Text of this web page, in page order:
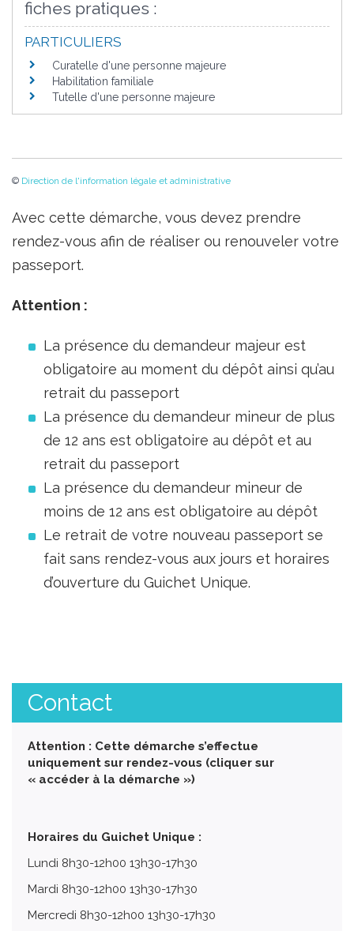
fiches pratiques :
PARTICULIERS
Curatelle d'une personne majeure
Habilitation familiale
Tutelle d'une personne majeure
© Direction de l'information légale et administrative
Avec cette démarche, vous devez prendre
rendez-vous afin de réaliser ou renouveler votre
passeport.
Attention :
La présence du demandeur majeur est
obligatoire au moment du dépôt ainsi qu’au
retrait du passeport
La présence du demandeur mineur de plus
de 12 ans est obligatoire au dépôt et au
retrait du passeport
La présence du demandeur mineur de
moins de 12 ans est obligatoire au dépôt
Le retrait de votre nouveau passeport se
fait sans rendez-vous aux jours et horaires
d’ouverture du Guichet Unique.
Contact
Attention : Cette démarche s’effectue
uniquement sur rendez-vous (cliquer sur
« accéder à la démarche »)
Horaires du Guichet Unique :
Lundi 8h30-12h00 13h30-17h30
Mardi 8h30-12h00 13h30-17h30
Mercredi 8h30-12h00 13h30-17h30